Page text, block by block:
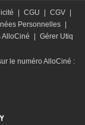
| CGU | CGV |
Personnelles |
AlloCiné | Gérer Utiq
le numéro AlloCiné :